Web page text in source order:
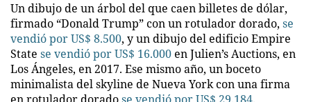
Un dibujo de un árbol del que caen billetes de dólar,
firmado “Donald Trump” con un rotulador dorado, se
vendió por US$ 8.500, y un dibujo del edificio Empire
State se vendió por US$ 16.000 en Julien’s Auctions, en
Los Ángeles, en 2017. Ese mismo año, un boceto
minimalista del skyline de Nueva York con una firma